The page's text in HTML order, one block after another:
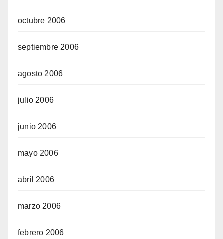
octubre 2006
septiembre 2006
agosto 2006
julio 2006
junio 2006
mayo 2006
abril 2006
marzo 2006
febrero 2006